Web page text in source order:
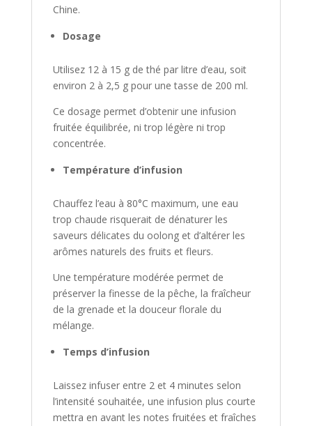
Chine.
Dosage
Utilisez 12 à 15 g de thé par litre d’eau, soit
environ 2 à 2,5 g pour une tasse de 200 ml.
Ce dosage permet d’obtenir une infusion
fruitée équilibrée, ni trop légère ni trop
concentrée.
Température d’infusion
Chauffez l’eau à 80°C maximum, une eau
trop chaude risquerait de dénaturer les
saveurs délicates du oolong et d’altérer les
arômes naturels des fruits et fleurs.
Une température modérée permet de
préserver la finesse de la pêche, la fraîcheur
de la grenade et la douceur florale du
mélange.
Temps d’infusion
Laissez infuser entre 2 et 4 minutes selon
l’intensité souhaitée, une infusion plus courte
mettra en avant les notes fruitées et fraîches